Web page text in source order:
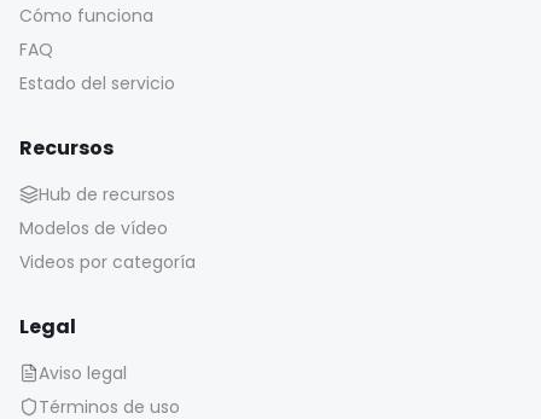
Cómo funciona
FAQ
Estado del servicio
Recursos
Hub de recursos
Modelos de vídeo
Videos por categoría
Legal
Aviso legal
Términos de uso